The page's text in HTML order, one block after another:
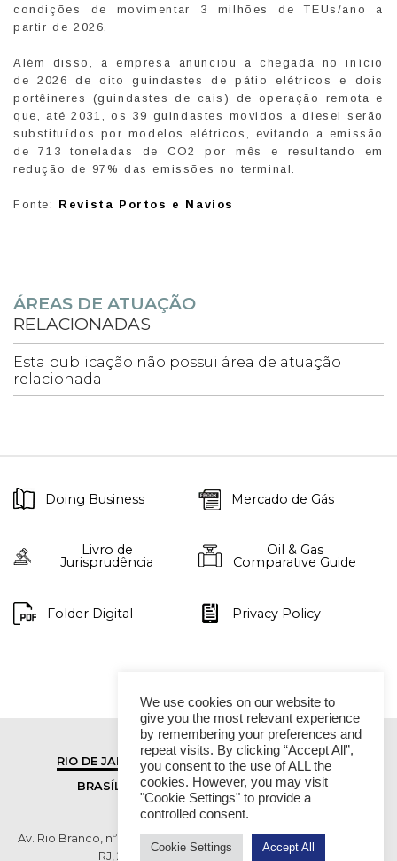
condições de movimentar 3 milhões de TEUs/ano a
partir de 2026.
Além disso, a empresa anunciou a chegada no início
de 2026 de oito guindastes de pátio elétricos e dois
portêineres (guindastes de cais) de operação remota e
que, até 2031, os 39 guindastes movidos a diesel serão
substituídos por modelos elétricos, evitando a emissão
de 713 toneladas de CO2 por mês e resultando em
redução de 97% das emissões no terminal.
Fonte: Revista Portos e Navios
ÁREAS DE ATUAÇÃO
RELACIONADAS
Esta publicação não possui área de atuação
relacionada
Doing Business Mercado de Gás
Livro de
Jurisprudência
Oil & Gas
Comparative Guide
Folder Digital Privacy Policy
RIO DE JANEIRO
SÃO PAULO
BRASÍLIA
VITÓRIA
Av. Rio Branco, nº 01, 14º andar - Ed. RB1- Centro, Rio de Janeiro -
RJ, 20090-003 TEL (55 21) 2276 6200
We use cookies on our website to
give you the most relevant experience
by remembering your preferences and
repeat visits. By clicking “Accept All”,
you consent to the use of ALL the
cookies. However, you may visit
"Cookie Settings" to provide a
controlled consent.
Cookie Settings Accept All